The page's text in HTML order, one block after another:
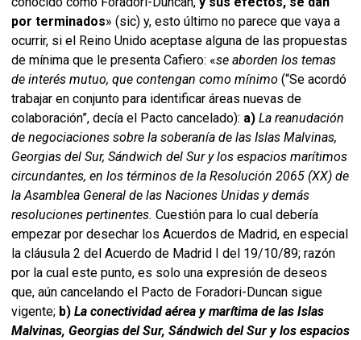
por terminados» (sic) y, esto último no parece que vaya a
ocurrir, si el Reino Unido aceptase alguna de las propuestas
de mínima que le presenta Cafiero: «se aborden los temas
de interés mutuo, que contengan como mínimo (“Se acordó
trabajar en conjunto para identificar áreas nuevas de
colaboración”, decía el Pacto cancelado): a) La reanudación
de negociaciones sobre la soberanía de las Islas Malvinas,
Georgias del Sur, Sándwich del Sur y los espacios marítimos
circundantes, en los términos de la Resolución 2065 (XX) de
la Asamblea General de las Naciones Unidas y demás
resoluciones pertinentes. Cuestión para lo cual debería
empezar por desechar los Acuerdos de Madrid, en especial
la cláusula 2 del Acuerdo de Madrid I del 19/10/89; razón
por la cual este punto, es solo una expresión de deseos
que, aún cancelando el Pacto de Foradori-Duncan sigue
vigente; b) La conectividad aérea y marítima de las Islas
Malvinas, Georgias del Sur, Sándwich del Sur y los espacios